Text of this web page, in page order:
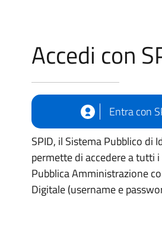
Accedi con
Entra con
SPID, il Sistema Pubblico di
permette di accedere a tutti
Pubblica Amministrazione
Digitale (username e